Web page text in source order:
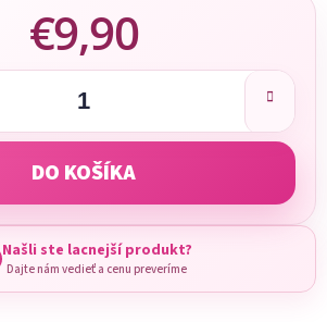
€9,90
Jednotková cena:
DO KOŠÍKA
Našli ste lacnejší produkt?
Dajte nám vedieť a cenu preveríme